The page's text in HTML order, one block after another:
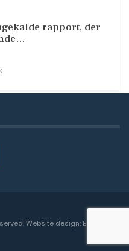
rapport, der
Website design: Engedal